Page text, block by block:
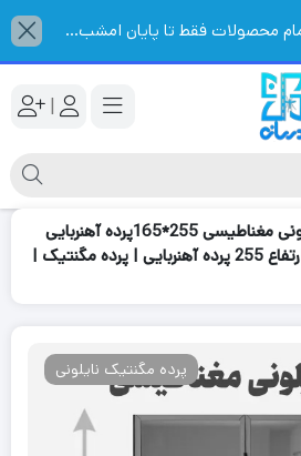
محصولات فقط تا پایان امشب...
|
پرده نایلونی مغناطیسی 255*165پرده آهنربایی
پلاستیکی با عرض 165 و ارتفاع 255 پرده آهنربایی | پرده مگنتیک |
پرده مگنتیک نایلونی